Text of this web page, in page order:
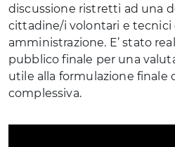
discussione ristretti ad una
cittadine/i volontari e tecnici
amministrazione. E’ stato
pubblico finale per una
utile alla formulazione finale
complessiva.